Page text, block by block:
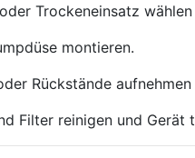
Trockeneinsatz
montieren.
Rückstände
Filter reinigen und Gerät